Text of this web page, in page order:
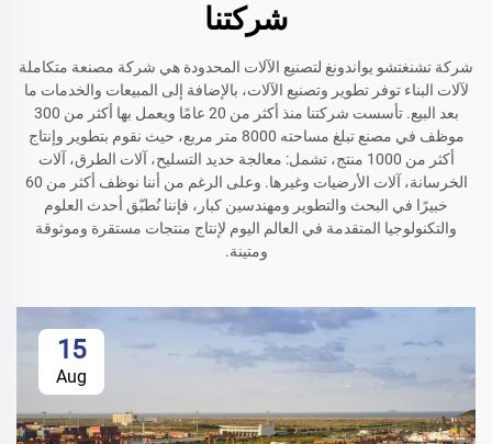
شركتنا
شركة تشنغتشو يواندونغ لتصنيع الآلات المحدودة هي شركة مصنعة متكاملة
لآلات البناء توفر تطوير وتصنيع الآلات، بالإضافة إلى المبيعات والخدمات ما
بعد البيع. تأسست شركتنا منذ أكثر من 20 عامًا ويعمل بها أكثر من 300
موظف في مصنع تبلغ مساحته 8000 متر مربع، حيث نقوم بتطوير وإنتاج
أكثر من 1000 منتج، تشمل: معالجة حديد التسليح، آلات الطرق، آلات
الخرسانة، آلات الأرضيات وغيرها. وعلى الرغم من أننا نوظف أكثر من 60
خبيرًا في البحث والتطوير ومهندسين كبار، فإننا نُطبّق أحدث العلوم
والتكنولوجيا المتقدمة في العالم اليوم لإنتاج منتجات مستقرة وموثوقة
ومتينة.
15
Aug